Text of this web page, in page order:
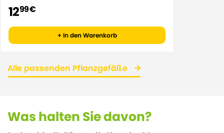
1299 €
+ In den Warenkorb
Alle passenden Pflanzgefäße
Was halten Sie davon?